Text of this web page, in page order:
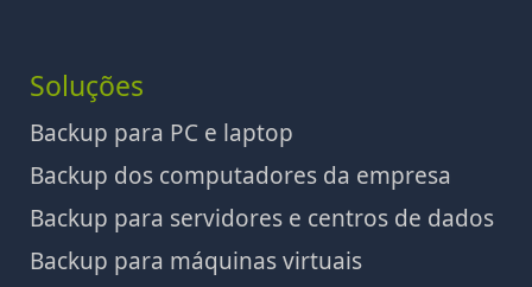
Soluções
Backup para PC e laptop
Backup dos computadores da empresa
Backup para servidores e centros de dados
Backup para máquinas virtuais